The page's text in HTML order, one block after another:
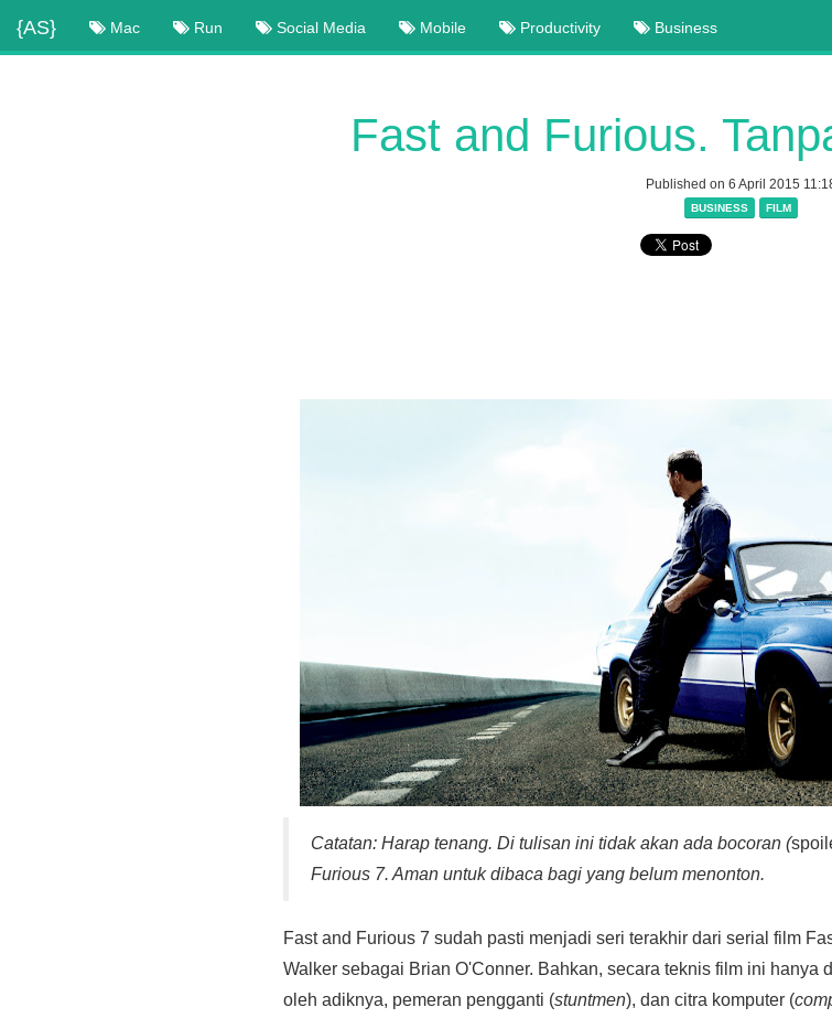
{AS} Mac Run Social Media Mobile Productivity Business
Fast and Furious.
Published on 6 April 2015
BUSINESS FILM
Catatan: Harap tenang. Di tulisan ini tidak akan ada bocoran (
Furious 7. Aman untuk dibaca bagi yang belum menonton.
Fast and Furious 7 sudah pasti menjadi seri terakhir dari serial film
Walker sebagai Brian O'Conner. Bahkan, secara teknis film ini
oleh adiknya, pemeran pengganti (stuntmen), dan citra komputer (